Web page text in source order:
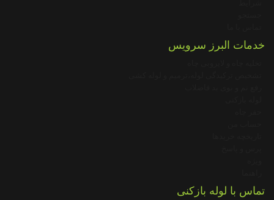
خدمات البرز سرویس
تماس با لوله بازکنی